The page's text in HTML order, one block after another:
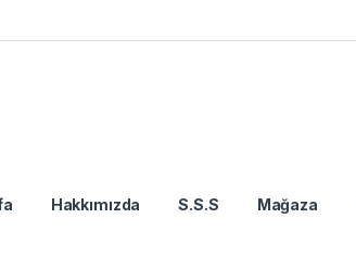
Hakkımızda S.S.S Mağaza